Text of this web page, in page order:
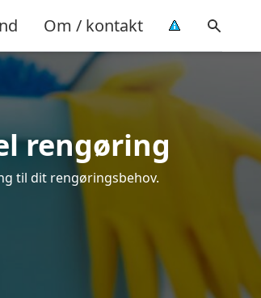
Om / kontakt
rengøring
til dit rengøringsbehov.